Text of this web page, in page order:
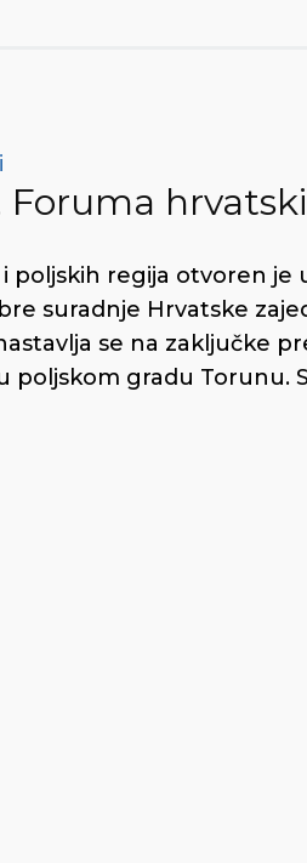
regija otvoren je u
suradnje Hrvatske
se na zaključke
poljskom gradu Torunu.